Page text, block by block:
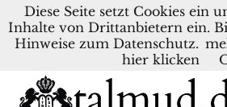
KONTAKT BLOG DEUTSCH
Diese Seite setzt Cookies ein
Inhalte von Drittanbietern ein.
Hinweise zum Datenschutz.
hier klicken